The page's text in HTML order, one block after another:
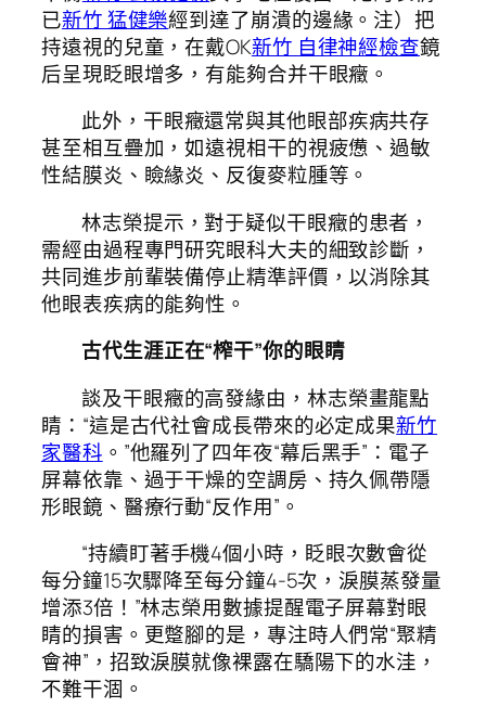
已新竹 猛健樂經到達了崩潰的邊緣。注）把
持遠視的兒童，在戴OK新竹 自律神經檢查鏡
后呈現眨眼增多，有能夠合并干眼癥。
此外，干眼癥還常與其他眼部疾病共存
甚至相互疊加，如遠視相干的視疲憊、過敏
性結膜炎、瞼緣炎、反復麥粒腫等。
林志榮提示，對于疑似干眼癥的患者，
需經由過程專門研究眼科大夫的細致診斷，
共同進步前輩裝備停止精準評價，以消除其
他眼表疾病的能夠性。
古代生涯正在“榨干”你的眼睛
談及干眼癥的高發緣由，林志榮畫龍點
睛：“這是古代社會成長帶來的必定成果新竹
家醫科 。”他羅列了四年夜“幕后黑手”：電子
屏幕依靠、過于干燥的空調房、持久佩帶隱
形眼鏡、醫療行動“反作用”。
“持續盯著手機4個小時，眨眼次數會從
每分鐘15次驟降至每分鐘4-5次，淚膜蒸發量
增添3倍！”林志榮用數據提醒電子屏幕對眼
睛的損害。更蹩腳的是，專注時人們常“聚精
會神”，招致淚膜就像裸露在驕陽下的水洼，
不難干涸。